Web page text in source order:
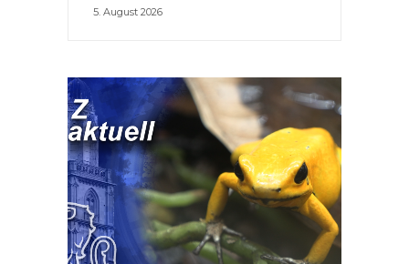
5. August 2026